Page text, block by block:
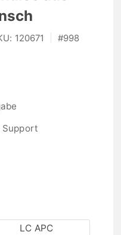
120671 #998
Support
LC APC